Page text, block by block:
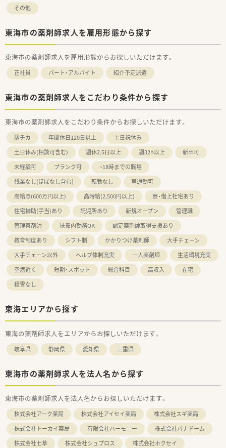
その他
東海市の薬剤師求人を雇用形態から探す
東海市の薬剤師求人を雇用形態からお探しいただけます。
正社員 パート・アルバイト 紹介予定派遣
東海市の薬剤師求人をこだわり条件から探す
東海市の薬剤師求人をこだわり条件からお探しいただけます。
駅チカ 年間休日120日以上
土日祝休み
土日休み(相談可含む)
週休2.5日以上 週32h以上
新卒可
未経験可
ブランク可
~18時までの職場
残業なし(ほぼなし含む)
転勤なし
車通勤可
高給与(600万円以上)
高時給(2,500円以上)
寮・借上社宅あり
住宅補助(手当)あり
託児所あり 新規オープン
管理職
管理薬剤師
扶養内勤務OK
認定薬剤師取得支援あり
教育制度あり
シフト制 かかりつけ薬剤師
大手チェーン
大手チェーン以外
ヘルプ体制充実 一人薬剤師
生活環境充実
空港近く
短期・スポット 総合科目 高収入
在宅
積雪なし
東海エリアから探す
東海の薬剤師求人をエリアからお探しいただけます。
岐阜県 静岡県 愛知県 三重県
東海市の薬剤師求人を法人名から探す
東海市の薬剤師求人を法人名からお探しいただけます。
株式会社アーク薬局 株式会社アイセイ薬局
株式会社スギ薬局
株式会社トーカイ薬局
有限会社ハーモニー
株式会社パナドーム
株式会社七草
株式会社シュプロス
株式会社ホクセイ